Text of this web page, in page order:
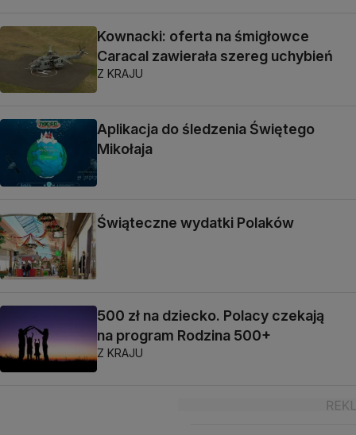
Kownacki: oferta na śmigłowce
Caracal zawierała szereg uchybień
Z KRAJU
Aplikacja do śledzenia Świętego
Mikołaja
Świąteczne wydatki Polaków
500 zł na dziecko. Polacy czekają
na program Rodzina 500+
Z KRAJU